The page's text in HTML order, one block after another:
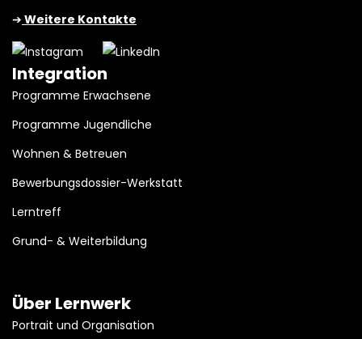
➔ Weitere Kontakte
Integration
Programme Erwachsene
Programme Jugendliche
Wohnen & Betreuen
Bewerbungsdossier-Werkstatt
Lerntreff
Grund- & Weiterbildung
Über Lernwerk
Portrait und Organisation